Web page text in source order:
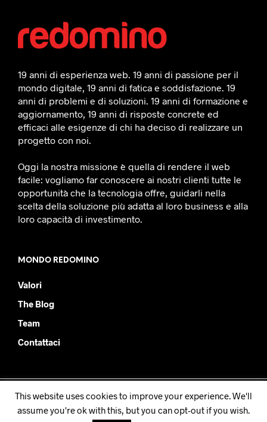
19 anni di esperienza web. 19 anni di passione per il
mondo digitale, 19 anni di fatica e soddisfazione. 19
anni di problemi e di soluzioni. 19 anni di formazione e
aggiornamento, 19 anni di risposte concrete ed
efficaci alle esigenze di chi ha deciso di realizzare un
progetto con noi.
Oggi la nostra missione è quella di rendere il web
facile: vogliamo far conoscere ai nostri clienti tutte le
opportunità che la tecnologia offre, guidarli nella
scelta della soluzione più adatta al loro business e alla
loro capacità di investimento.
MONDO REDOMINO
Valori
The Blog
Team
Contattaci
Redomino SRL - PIVA IT08877930019
This website uses cookies to improve your experience. We'll
assume you're ok with this, but you can opt-out if you wish.